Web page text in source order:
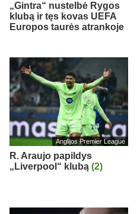
„Gintra“ nustelbė Rygos
klubą ir tęs kovas UEFA
Europos taurės atrankoje
Anglijos Premier League
R. Araujo papildys
„Liverpool“ klubą (2)